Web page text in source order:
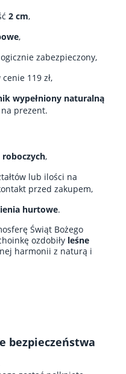
2 cm,
,
zabezpieczony,
119 zł,
wypełniony naturalną
prezent.
roboczych,
lub ilości na
przed zakupem,
hurtowe.
Świąt Bożego
ozdobiły leśne
harmonii z naturą i
bezpieczeństwa